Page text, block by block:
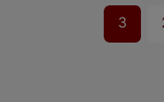
3